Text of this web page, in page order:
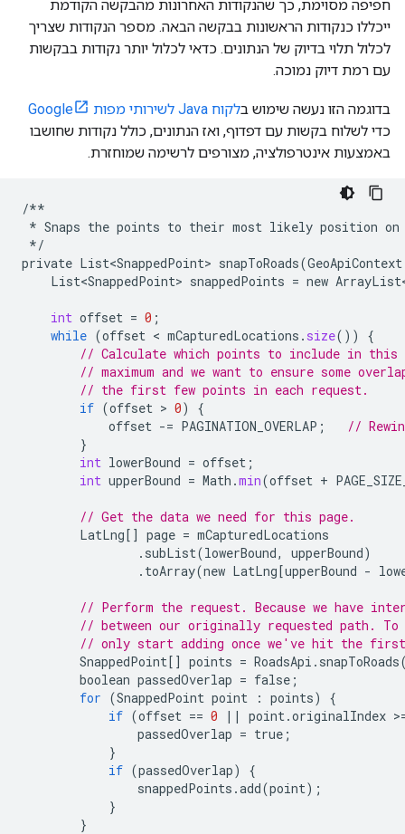
חפיפה מסוימת, כך שהנקודות האחרונות מהבקשה הקודמת
ייכללו כנקודות הראשונות בבקשה הבאה. מספר הנקודות שצריך
לכלול תלוי בדיוק של הנתונים. כדאי לכלול יותר נקודות בבקשות
עם רמת דיוק נמוכה.
בדוגמה הזו נעשה שימוש בלקוח Java לשירותי מפות Google
כדי לשלוח בקשות עם דפדוף, ואז הנתונים, כולל נקודות שחושבו
באמצעות אינטרפולציה, מצורפים לרשימה שמוחזרת.
/**
* Snaps the points to their most likely position on
*/
private List<SnappedPoint> snapToRoads(GeoApiContext
List<SnappedPoint> snappedPoints = new ArrayList
int offset = 0 ;
while (offset < mCapturedLocations . size())
{
// Calculate which points to include in this
// maximum and we want to ensure some
// the first few points in each request.
if (offset > 0)
{
offset -= PAGINATION_OVERLAP ;
//
}
int lowerBound = offset ;
int upperBound = Math .min(offset +
// Get the data we need for this page.
LatLng[] page = mCapturedLocations
. subList(lowerBound, upperBound)
. toArray(new LatLng[upperBound -
// Perform the request. Because we have
// between our originally requested path. To
// only start adding once we've hit the
SnappedPoint[] points = RoadsApi . snapToRoads
boolean passedOverlap = false ;
for (SnappedPoint point : points)
{
if (offset == 0 || point.originalIndex >
passedOverlap = true ;
}
if (passedOverlap)
{
snappedPoints .add(point);
}
}